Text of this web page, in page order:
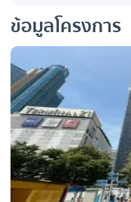
ข้อมูลโครงการ